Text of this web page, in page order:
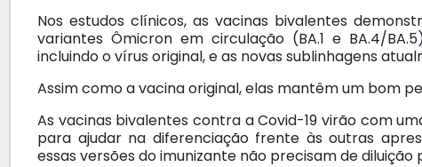
Nos estudos clínicos, as vacinas bivalentes
variantes Ômicron em circulação (BA.1 e BA.4/
incluindo o vírus original, e as novas sublinhagens
Assim como a vacina original, elas mantêm um bom
As vacinas bivalentes contra a Covid-19 virão com
para ajudar na diferenciação frente às outras
essas versões do imunizante não precisam de diluição